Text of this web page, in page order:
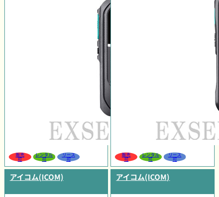
販売
可
レンタル
可
リース
可
販売
可
レンタル
可
リース
可
アイコム(ICOM) アイコム(ICOM)